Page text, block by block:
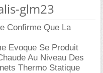
glm23
Confirme Que La
Evoque Se Produit
Au Niveau Des
Thermo Statique